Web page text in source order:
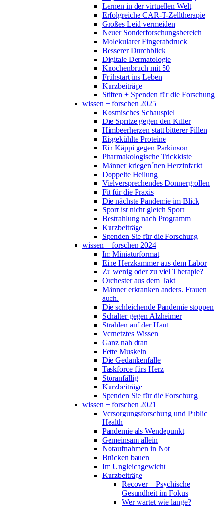
Lernen in der virtuellen Welt
Erfolgreiche CAR-T-Zelltherapie
Großes Leid vermeiden
Neuer Sonderforschungsbereich
Molekularer Fingerabdruck
Besserer Durchblick
Digitale Dermatologie
Knochenbruch mit 50
Frühstart ins Leben
Kurzbeiträge
Stiften + Spenden für die Forschung
wissen + forschen 2025
Kosmisches Schauspiel
Die Spritze gegen den Killer
Himbeerherzen statt bitterer Pillen
Eisgekühlte Proteine
Ein Käppi gegen Parkinson
Pharmakologische Trickkiste
Männer kriegen´nen Herzinfarkt
Doppelte Heilung
Vielversprechendes Donnergrollen
Fit für die Praxis
Die nächste Pandemie im Blick
Sport ist nicht gleich Sport
Bestrahlung nach Programm
Kurzbeiträge
Spenden Sie für die Forschung
wissen + forschen 2024
Im Miniaturformat
Eine Herzkammer aus dem Labor
Zu wenig oder zu viel Therapie?
Orchester aus dem Takt
Männer erkranken anders. Frauen
auch.
Die schleichende Pandemie stoppen
Schalter gegen Alzheimer
Strahlen auf der Haut
Vernetztes Wissen
Ganz nah dran
Fette Muskeln
Die Gedankenfalle
Taskforce fürs Herz
Störanfällig
Kurzbeiträge
Spenden Sie für die Forschung
wissen + forschen 2021
Versorgungsforschung und Public
Health
Pandemie als Wendepunkt
Gemeinsam allein
Notaufnahmen in Not
Brücken bauen
Im Ungleichgewicht
Kurzbeiträge
Recover – Psychische
Gesundheit im Fokus
Wer wartet wie lange?